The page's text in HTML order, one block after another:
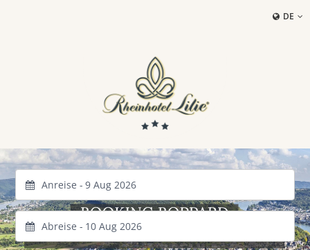
DE
Anreise -
Abreise -